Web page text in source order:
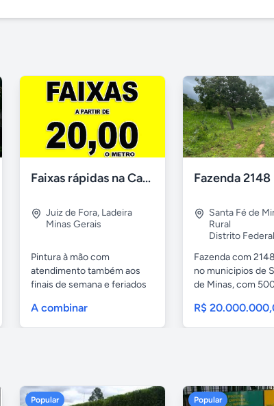
Faixas rápidas na Casa das Faixas JF
Juiz de Fora, Ladeira
Minas Gerais
Pintura à mão com
atendimento também aos
finais de semana e feriados
A combinar
Santa Fé de
Rural
Distrito Federal
Fazenda com
no municipios de
de Minas, com
R$
Popular Popular